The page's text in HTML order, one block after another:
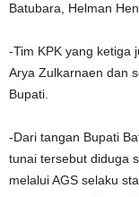
Batubara, Helman
-Tim KPK yang ketiga
Arya Zulkarnaen dan
Bupati.
-Dari tangan Bupati
tunai tersebut diduga
melalui AGS selaku